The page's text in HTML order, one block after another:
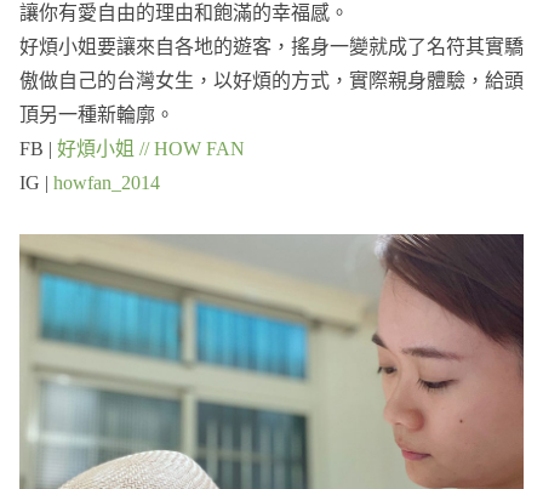
讓你有愛⾃由的理由和飽滿的幸福感。
好煩⼩姐要讓來自各地的遊客，搖⾝一變就成了名符其實驕
傲做⾃己的台灣⼥生，以好煩的⽅式，實際親⾝體驗，給頭
頂另一種新輪廓。
FB | 好煩小姐 // HOW FAN
IG | howfan_2014